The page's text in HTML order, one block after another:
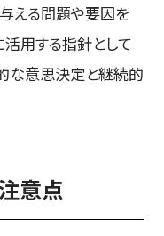
える問題や要因を
活用する指針として
な意思決定と継続的
意点